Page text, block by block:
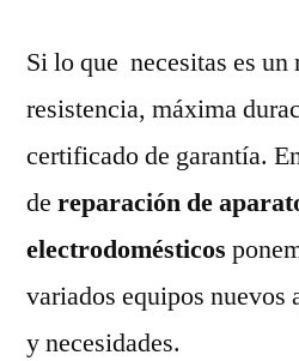
Si lo que necesitas es un
resistencia, máxima
certificado de garantía.
de reparación de
electrodomésticos
variados equipos nuevos
y necesidades.